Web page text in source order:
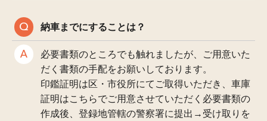
納車までにすることは？
必要書類のところでも触れましたが、ご用意いた
だく書類の手配をお願いしております。
印鑑証明は区・市役所にてご取得いただき、車庫
証明はこちらでご用意させていただく必要書類の
作成後、登録地管轄の警察署に提出→受け取りを